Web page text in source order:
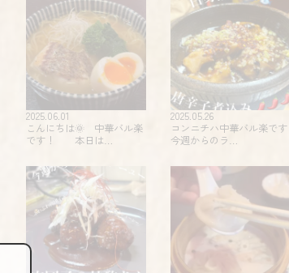
2025.06.01
こんにちは🌞 中華バル楽
です！ 本日は…
2025.05.26
コンニチハ️️中華バル楽です
今週からのラ…